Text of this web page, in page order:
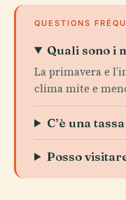
QUESTIONS
Quali sono i
La primavera e
clima mite e
C’è una
Posso